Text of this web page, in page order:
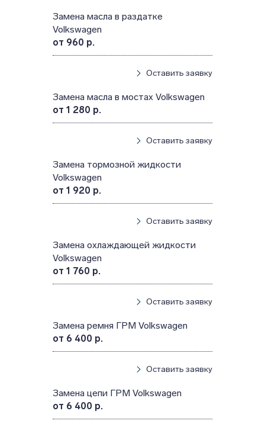
Замена масла в раздатке
Volkswagen
от 960 р.
Оставить заявку
Замена масла в мостах Volkswagen
от 1 280 р.
Оставить заявку
Замена тормозной жидкости
Volkswagen
от 1 920 р.
Оставить заявку
Замена охлаждающей жидкости
Volkswagen
от 1 760 р.
Оставить заявку
Замена ремня ГРМ Volkswagen
от 6 400 р.
Оставить заявку
Замена цепи ГРМ Volkswagen
от 6 400 р.